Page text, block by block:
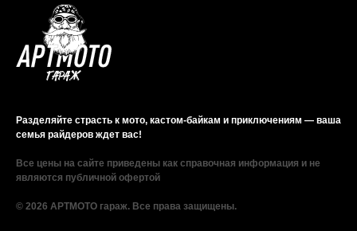
Разделяйте страсть к мото, кастом-байкам и приключениям — ваша
семья райдеров ждет вас!
Все цены на сайте приведены как справочная информация и не
являются публичной офертой
© 2026 АРТМОТО гараж. Все права защищены.